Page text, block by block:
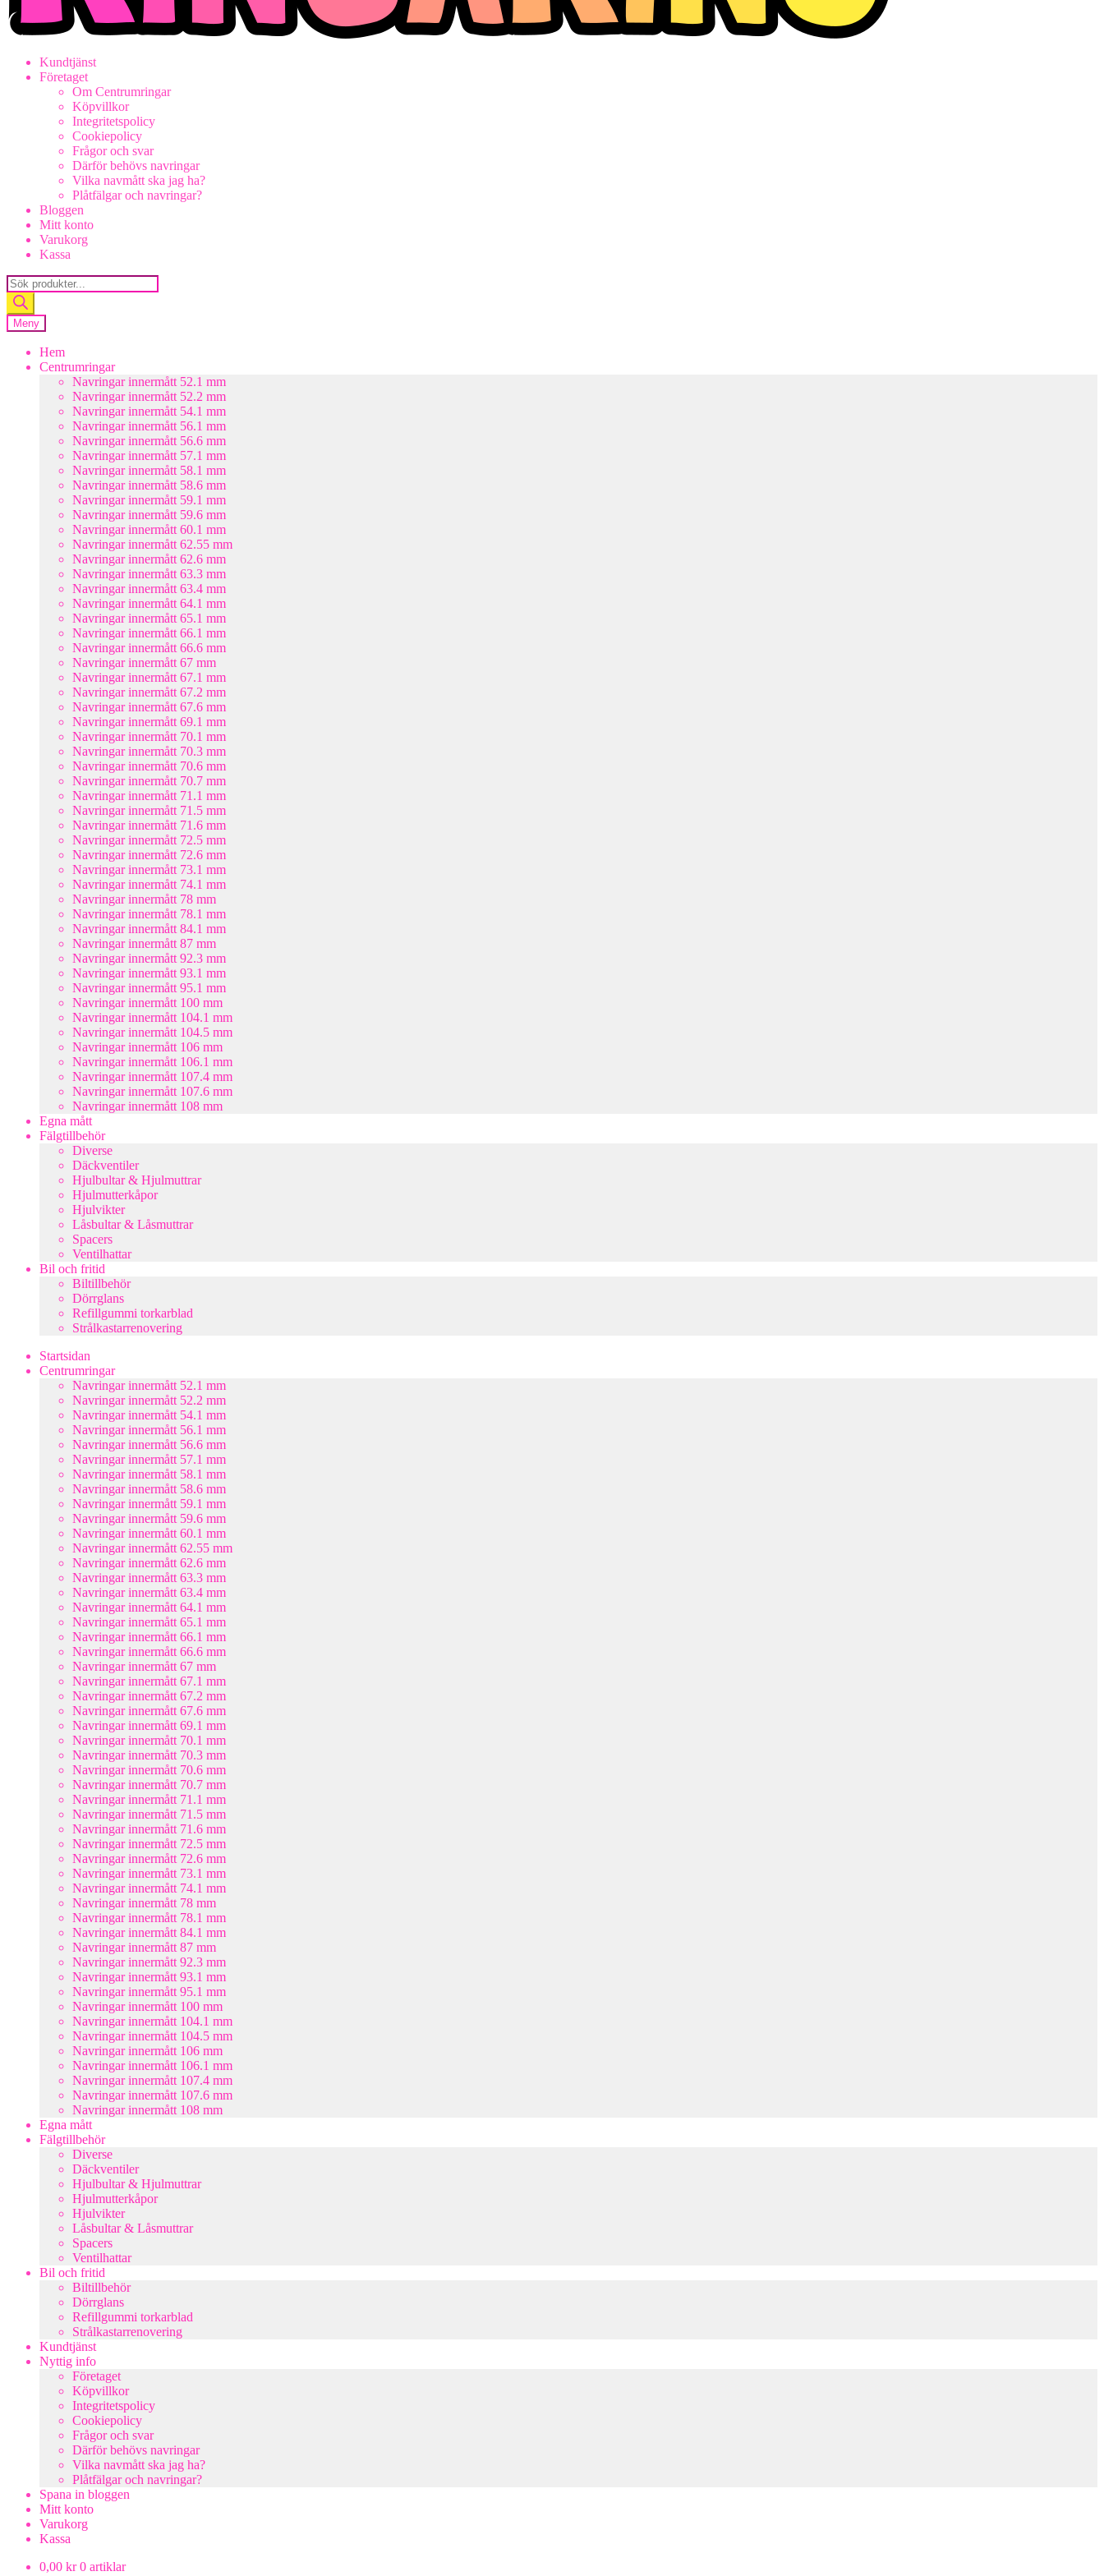
Kundtjänst
Företaget
Om Centrumringar
Köpvillkor
Integritetspolicy
Cookiepolicy
Frågor och svar
Därför behövs navringar
Vilka navmått ska jag ha?
Plåtfälgar och navringar?
Bloggen
Mitt konto
Varukorg
Kassa
Products
search
Meny
Hem
Centrumringar
Navringar innermått 52.1 mm
Navringar innermått 52.2 mm
Navringar innermått 54.1 mm
Navringar innermått 56.1 mm
Navringar innermått 56.6 mm
Navringar innermått 57.1 mm
Navringar innermått 58.1 mm
Navringar innermått 58.6 mm
Navringar innermått 59.1 mm
Navringar innermått 59.6 mm
Navringar innermått 60.1 mm
Navringar innermått 62.55 mm
Navringar innermått 62.6 mm
Navringar innermått 63.3 mm
Navringar innermått 63.4 mm
Navringar innermått 64.1 mm
Navringar innermått 65.1 mm
Navringar innermått 66.1 mm
Navringar innermått 66.6 mm
Navringar innermått 67 mm
Navringar innermått 67.1 mm
Navringar innermått 67.2 mm
Navringar innermått 67.6 mm
Navringar innermått 69.1 mm
Navringar innermått 70.1 mm
Navringar innermått 70.3 mm
Navringar innermått 70.6 mm
Navringar innermått 70.7 mm
Navringar innermått 71.1 mm
Navringar innermått 71.5 mm
Navringar innermått 71.6 mm
Navringar innermått 72.5 mm
Navringar innermått 72.6 mm
Navringar innermått 73.1 mm
Navringar innermått 74.1 mm
Navringar innermått 78 mm
Navringar innermått 78.1 mm
Navringar innermått 84.1 mm
Navringar innermått 87 mm
Navringar innermått 92.3 mm
Navringar innermått 93.1 mm
Navringar innermått 95.1 mm
Navringar innermått 100 mm
Navringar innermått 104.1 mm
Navringar innermått 104.5 mm
Navringar innermått 106 mm
Navringar innermått 106.1 mm
Navringar innermått 107.4 mm
Navringar innermått 107.6 mm
Navringar innermått 108 mm
Egna mått
Fälgtillbehör
Diverse
Däckventiler
Hjulbultar & Hjulmuttrar
Hjulmutterkåpor
Hjulvikter
Låsbultar & Låsmuttrar
Spacers
Ventilhattar
Bil och fritid
Biltillbehör
Dörrglans
Refillgummi torkarblad
Strålkastarrenovering
Startsidan
Centrumringar
Navringar innermått 52.1 mm
Navringar innermått 52.2 mm
Navringar innermått 54.1 mm
Navringar innermått 56.1 mm
Navringar innermått 56.6 mm
Navringar innermått 57.1 mm
Navringar innermått 58.1 mm
Navringar innermått 58.6 mm
Navringar innermått 59.1 mm
Navringar innermått 59.6 mm
Navringar innermått 60.1 mm
Navringar innermått 62.55 mm
Navringar innermått 62.6 mm
Navringar innermått 63.3 mm
Navringar innermått 63.4 mm
Navringar innermått 64.1 mm
Navringar innermått 65.1 mm
Navringar innermått 66.1 mm
Navringar innermått 66.6 mm
Navringar innermått 67 mm
Navringar innermått 67.1 mm
Navringar innermått 67.2 mm
Navringar innermått 67.6 mm
Navringar innermått 69.1 mm
Navringar innermått 70.1 mm
Navringar innermått 70.3 mm
Navringar innermått 70.6 mm
Navringar innermått 70.7 mm
Navringar innermått 71.1 mm
Navringar innermått 71.5 mm
Navringar innermått 71.6 mm
Navringar innermått 72.5 mm
Navringar innermått 72.6 mm
Navringar innermått 73.1 mm
Navringar innermått 74.1 mm
Navringar innermått 78 mm
Navringar innermått 78.1 mm
Navringar innermått 84.1 mm
Navringar innermått 87 mm
Navringar innermått 92.3 mm
Navringar innermått 93.1 mm
Navringar innermått 95.1 mm
Navringar innermått 100 mm
Navringar innermått 104.1 mm
Navringar innermått 104.5 mm
Navringar innermått 106 mm
Navringar innermått 106.1 mm
Navringar innermått 107.4 mm
Navringar innermått 107.6 mm
Navringar innermått 108 mm
Egna mått
Fälgtillbehör
Diverse
Däckventiler
Hjulbultar & Hjulmuttrar
Hjulmutterkåpor
Hjulvikter
Låsbultar & Låsmuttrar
Spacers
Ventilhattar
Bil och fritid
Biltillbehör
Dörrglans
Refillgummi torkarblad
Strålkastarrenovering
Kundtjänst
Nyttig info
Företaget
Köpvillkor
Integritetspolicy
Cookiepolicy
Frågor och svar
Därför behövs navringar
Vilka navmått ska jag ha?
Plåtfälgar och navringar?
Spana in bloggen
Mitt konto
Varukorg
Kassa
0,00 kr 0 artiklar